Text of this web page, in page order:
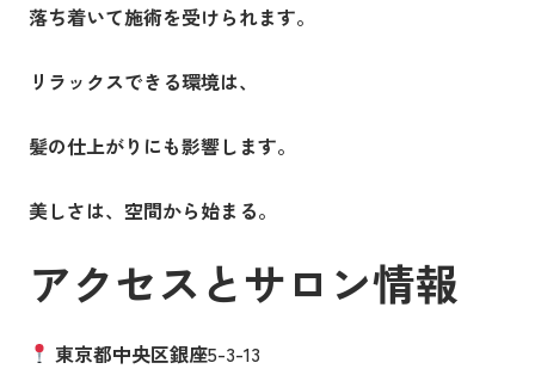
落ち着いて施術を受けられます。
リラックスできる環境は、
髪の仕上がりにも影響します。
美しさは、空間から始まる。
アクセスとサロン情報
東京都中央区銀座5-3-13